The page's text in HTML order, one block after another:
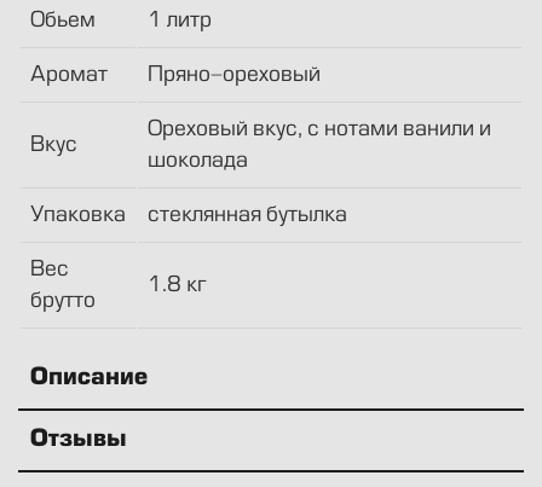
Обьем 1 литр
Аромат Пряно-ореховый
Вкус
Ореховый вкус, с нотами ванили и
шоколада
Упаковка стеклянная бутылка
Вес
брутто
1.8 кг
Описание
Отзывы